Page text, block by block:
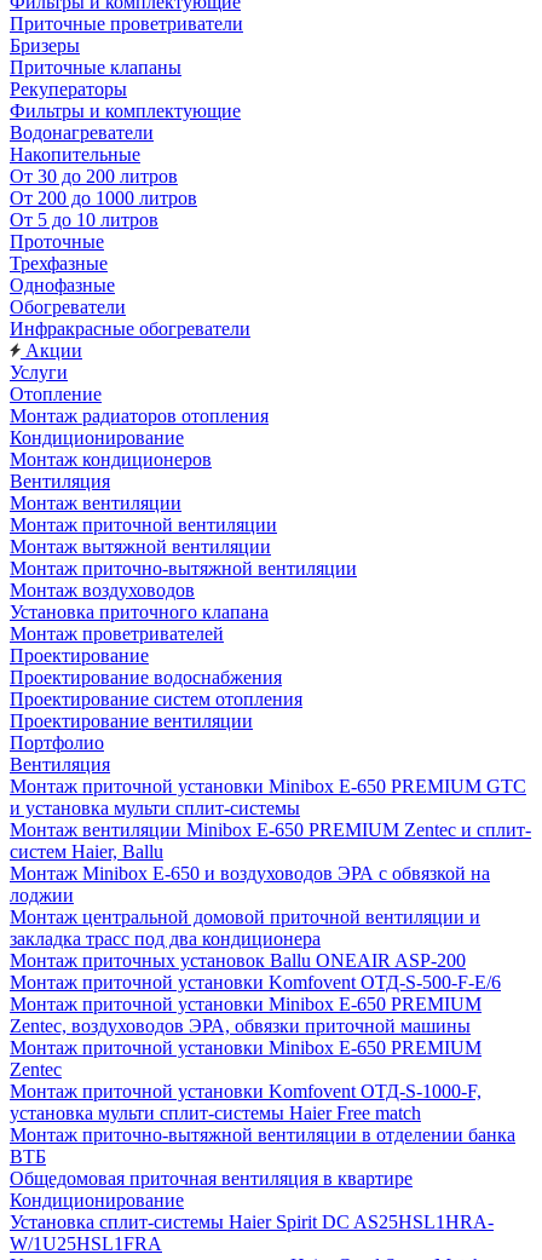
Приточные проветриватели
Бризеры
Приточные клапаны
Рекуператоры
Фильтры и комплектующие
Водонагреватели
Накопительные
От 30 до 200 литров
От 200 до 1000 литров
От 5 до 10 литров
Проточные
Трехфазные
Однофазные
Обогреватели
Инфракрасные обогреватели
Акции
Услуги
Отопление
Монтаж радиаторов отопления
Кондиционирование
Монтаж кондиционеров
Вентиляция
Монтаж вентиляции
Монтаж приточной вентиляции
Монтаж вытяжной вентиляции
Монтаж приточно-вытяжной вентиляции
Монтаж воздуховодов
Установка приточного клапана
Монтаж проветривателей
Проектирование
Проектирование водоснабжения
Проектирование систем отопления
Проектирование вентиляции
Портфолио
Вентиляция
Монтаж приточной установки Minibox E-650 PREMIUM GTC
и установка мульти сплит-системы
Монтаж вентиляции Minibox E-650 PREMIUM Zentec и сплит-
систем Haier, Ballu
Монтаж Minibox E-650 и воздуховодов ЭРА с обвязкой на
лоджии
Монтаж центральной домовой приточной вентиляции и
закладка трасс под два кондиционера
Монтаж приточных установок Ballu ONEAIR ASP-200
Монтаж приточной установки Komfovent ОТД-S-500-F-E/6
Монтаж приточной установки Minibox E-650 PREMIUM
Zentec, воздуховодов ЭРА, обвязки приточной машины
Монтаж приточной установки Minibox E-650 PREMIUM
Zentec
Монтаж приточной установки Komfovent ОТД-S-1000-F,
установка мульти сплит-системы Haier Free match
Монтаж приточно-вытяжной вентиляции в отделении банка
ВТБ
Общедомовая приточная вентиляция в квартире
Кондиционирование
Установка сплит-системы Haier Spirit DC AS25HSL1HRA-
W/1U25HSL1FRA